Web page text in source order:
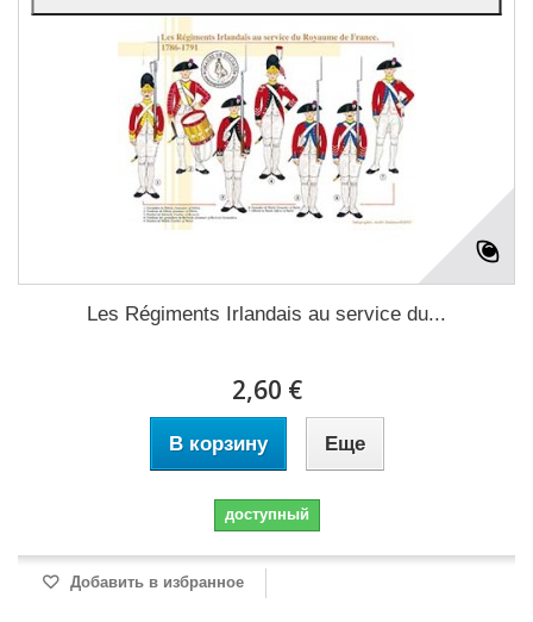
Les Régiments Irlandais au service du...
2,60 €
В корзину Еще
доступный
Добавить в избранное